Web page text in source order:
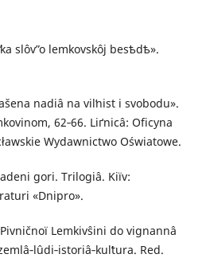
slôvʺ o lemkovskôj besѣdѣ».
nadіâ na vіlʹnіst і svobodu».
62‑66. Lіґnicâ: Oficyna
Wydawnictwo Oświatowe.
gori. Trilogіâ. Kiїv:
«Dnіpro».
Lemkіvŝini do vignannâ
Red.